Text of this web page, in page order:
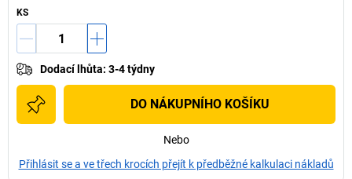
KS
Dodací lhůta: 3-4 týdny
DO NÁKUPNÍHO KOŠÍKU
Nebo
Přihlásit se a ve třech krocích přejít k předběžné kalkulaci nákladů